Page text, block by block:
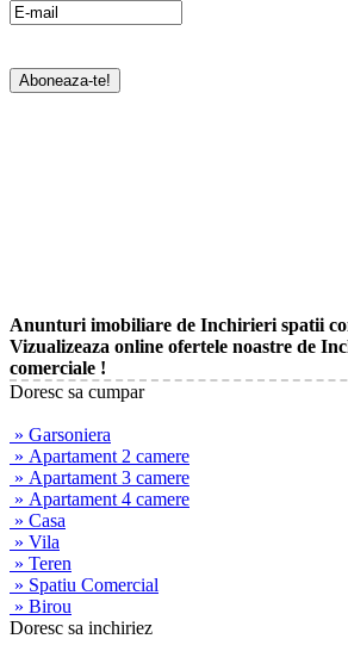
Anunturi imobiliare de Inchirieri spatii
Vizualizeaza online ofertele noastre de
comerciale !
Doresc sa cumpar
» Garsoniera
» Apartament 2 camere
» Apartament 3 camere
» Apartament 4 camere
» Casa
» Vila
» Teren
» Spatiu Comercial
» Birou
Doresc sa inchiriez